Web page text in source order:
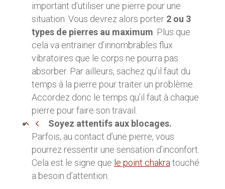
important d’utiliser une pierre pour une
situation. Vous devrez alors porter2 ou 3
types de pierres au maximum. Plus que
cela va entrainer d’innombrables flux
vibratoires que le corps ne pourra pas
absorber. Par ailleurs, sachez qu’il faut du
temps à la pierre pour traiter un problème.
Accordez donc le temps qu’il faut à chaque
pierre pour faire son travail.
Soyez attentifs aux blocages.
Parfois, au contact d’une pierre, vous
pourrez ressentir une sensation d’inconfort.
Cela est le signe que le point chakratouché
a besoin d’attention.